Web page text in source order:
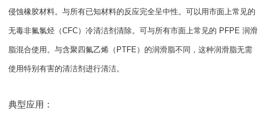
侵蚀橡胶材料。与所有已知材料的反应完全呈中性。可以用市面上常见的
无毒非氟氯烃（CFC）冷清洁剂清除。可与所有市面上常见的 PFPE 润滑
脂混合使用。与含聚四氟乙烯（PTFE）的润滑脂不同，这种润滑脂无需
使用特别有害的清洁剂进行清洁。
典型应用：